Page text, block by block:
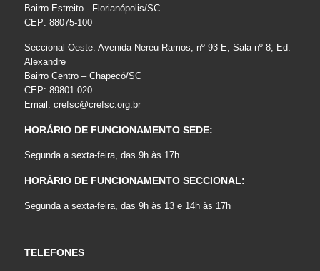
Bairro Estreito - Florianópolis/SC
CEP: 88075-100
Seccional Oeste: Avenida Nereu Ramos, nº 93-E, Sala nº 8, Ed.
Alexandre
Bairro Centro – Chapecó/SC
CEP: 89801-020
Email: crefsc@crefsc.org.br
HORÁRIO DE FUNCIONAMENTO SEDE:
Segunda a sexta-feira, das 9h às 17h
HORÁRIO DE FUNCIONAMENTO SECCIONAL:
Segunda a sexta-feira, das 9h às 13 e 14h às 17h
TELEFONES